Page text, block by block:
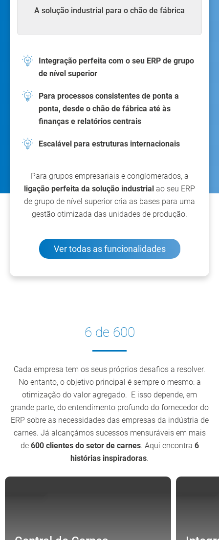
A solução industrial para o chão de fábrica
Integração perfeita com o seu ERP de grupo
de nível superior
Para processos consistentes de ponta a
ponta, desde o chão de fábrica até às
finanças e relatórios centrais
Escalável para estruturas internacionais
Para grupos empresariais e conglomerados, a
ligação perfeita da solução industrial ao seu ERP
de grupo de nível superior cria as bases para uma
gestão otimizada das unidades de produção.
Ver todas as funcionalidades
6 de 600
Cada empresa tem os seus próprios desafios a resolver.
No entanto, o objetivo principal é sempre o mesmo: a
otimização do valor agregado. E isso depende, em
grande parte, do entendimento profundo do fornecedor do
ERP sobre as necessidades das empresas da indústria de
carnes. Já alcançámos sucessos mensuráveis em mais
de 600 clientes do setor de carnes. Aqui encontra 6
histórias inspiradoras.